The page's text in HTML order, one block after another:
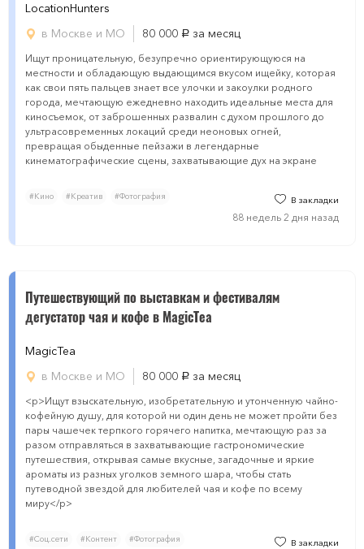
LocationHunters
в Москве и МО
80 000 руб. за месяц
Ищут проницательную, безупречно ориентирующуюся на
местности и обладающую выдающимся вкусом ищейку, которая
как свои пять пальцев знает все улочки и закоулки родного
города, мечтающую ежедневно находить идеальные места для
киносъемок, от заброшенных развалин с духом прошлого до
ультрасовременных локаций среди неоновых огней,
превращая обыденные пейзажи в легендарные
кинематографические сцены, захватывающие дух на экране
#Кино #Креатив #Фотография В закладки
88 недель 2 дня назад
Путешествующий по выставкам и фестивалям
дегустатор чая и кофе в MagicTea
MagicTea
в Москве и МО
80 000 руб. за месяц
<p>Ищут взыскательную, изобретательную и утонченную чайно-
кофейную душу, для которой ни один день не может пройти без
пары чашечек терпкого горячего напитка, мечтающую раз за
разом отправляться в захватывающие гастрономические
путешествия, открывая самые вкусные, загадочные и яркие
ароматы из разных уголков земного шара, чтобы стать
путеводной звездой для любителей чая и кофе по всему
миру</p>
#Соц.сети #Контент #Фотография В закладки